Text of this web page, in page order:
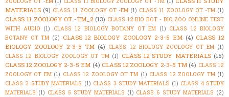
MATERIALS (9) CLASS 11 ZOOLOGY OT -EM (1) CLASS 11 ZOOLOGY OT -TM (1)
CLASS 11 ZOOLOGY OT -TM_2 (13) CLASS 12 BIO BOT - BIO ZOO ONLINE TEST
WITH AUDIO (1) CLASS 12 BIOLOGY BOTANY OT EM (1) CLASS 12 BIOLOGY
BOTANY OT TM (2) CLASS 12 BIOLOGY ZOOLOGY 2-3-5 EM (4) CLASS 12
BIOLOGY ZOOLOGY 2-3-5 TM (4) CLASS 12 BIOLOGY ZOOLOGY OT EM (1)
CLASS 12 BIOLOGY ZOOLOGY OT TM (1) CLASS 12 STUDY MATERIALS (15)
CLASS 12 ZOOLOGY 2-3-5 EM (4) CLASS 12 ZOOLOGY 2-3-5 TM (4) CLASS 12
ZOOLOGY OT EM (1) CLASS 12 ZOOLOGY OT TM (1) CLASS 12 ZOOLOGY TM (1)
CLASS 2 STUDY MATERIALS (1) CLASS 3 STUDY MATERIALS (1) CLASS 4 STUDY
MATERIALS (1) CLASS 5 STUDY MATERIALS (1) CLASS 6 STUDY MATERIALS (2)